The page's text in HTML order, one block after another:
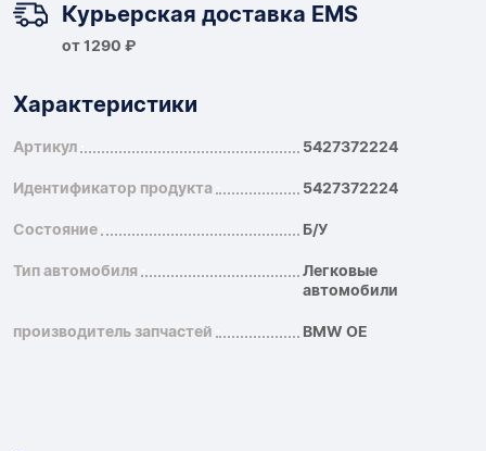
Курьерская доставка EMS
от 1290 ₽
Характеристики
Артикул 5427372224
Идентификатор продукта 5427372224
Состояние Б/У
Тип автомобиля
Легковые
автомобили
производитель запчастей BMW OE